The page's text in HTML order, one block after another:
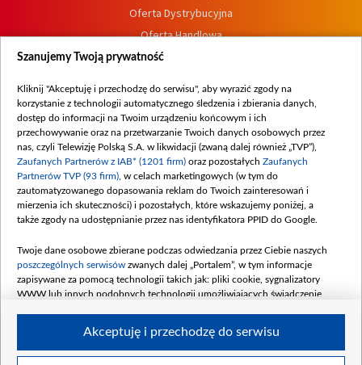
Oferta Dystrybucyjna
Oferta Handlowa
Dostępność
Procedura zgłoszeń wewnętrznych
Szanujemy Twoją prywatność
Kliknij "Akceptuję i przechodzę do serwisu", aby wyrazić zgody na
korzystanie z technologii automatycznego śledzenia i zbierania danych,
dostęp do informacji na Twoim urządzeniu końcowym i ich
przechowywanie oraz na przetwarzanie Twoich danych osobowych przez
nas, czyli Telewizję Polską S.A. w likwidacji (zwaną dalej również „TVP”),
Zaufanych Partnerów z IAB* (1201 firm) oraz pozostałych Zaufanych
Partnerów TVP (93 firm) , w celach marketingowych (w tym do
zautomatyzowanego dopasowania reklam do Twoich zainteresowań i
mierzenia ich skuteczności) i pozostałych, które wskazujemy poniżej, a
także zgody na udostępnianie przez nas identyfikatora PPID do Google.
Twoje dane osobowe zbierane podczas odwiedzania przez Ciebie naszych
poszczególnych serwisów zwanych dalej „Portalem”, w tym informacje
zapisywane za pomocą technologii takich jak: pliki cookie, sygnalizatory
WWW lub innych podobnych technologii umożliwiających świadczenie
Akceptuję i przechodzę do serwisu